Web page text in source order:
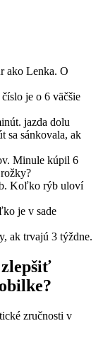
ako Lenka. O
je o 6 väčšie
jazda dolu
sa sánkovala, ak
Minule kúpil 6
Koľko rýb uloví
je v sade
ak trvajú 3 týždne.
zručnosti v